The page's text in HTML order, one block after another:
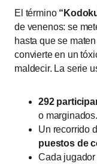
El término
de venenos: se
hasta que se
convierte en un
maldecir. La serie
292
o marginados.
Un recorrido
puestos de
Cada